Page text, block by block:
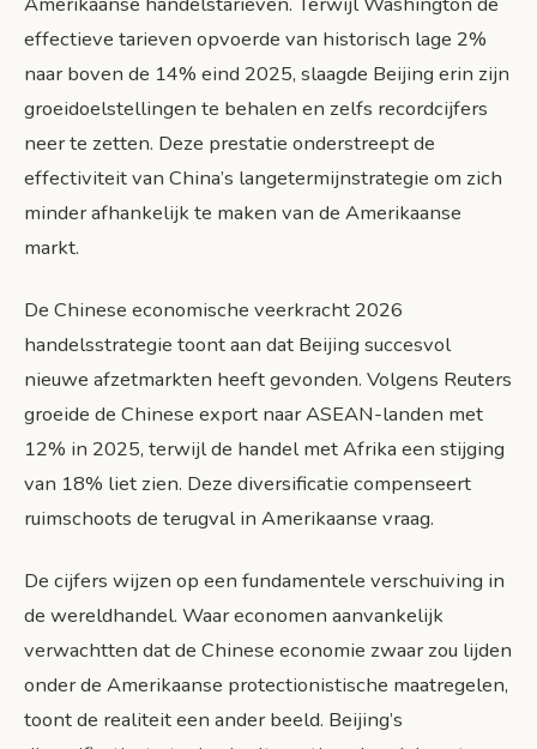
effectieve tarieven opvoerde van historisch lage 2%
naar boven de 14% eind 2025, slaagde Beijing erin zijn
groeidoelstellingen te behalen en zelfs recordcijfers
neer te zetten. Deze prestatie onderstreept de
effectiviteit van China’s langetermijnstrategie om zich
minder afhankelijk te maken van de Amerikaanse
markt.
De Chinese economische veerkracht 2026
handelsstrategie toont aan dat Beijing succesvol
nieuwe afzetmarkten heeft gevonden. Volgens Reuters
groeide de Chinese export naar ASEAN-landen met
12% in 2025, terwijl de handel met Afrika een stijging
van 18% liet zien. Deze diversificatie compenseert
ruimschoots de terugval in Amerikaanse vraag.
De cijfers wijzen op een fundamentele verschuiving in
de wereldhandel. Waar economen aanvankelijk
verwachtten dat de Chinese economie zwaar zou lijden
onder de Amerikaanse protectionistische maatregelen,
toont de realiteit een ander beeld. Beijing’s